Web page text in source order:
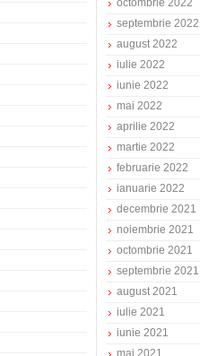
octombrie 2022
septembrie 2022
august 2022
iulie 2022
iunie 2022
mai 2022
aprilie 2022
martie 2022
februarie 2022
ianuarie 2022
decembrie 2021
noiembrie 2021
octombrie 2021
septembrie 2021
august 2021
iulie 2021
iunie 2021
mai 2021